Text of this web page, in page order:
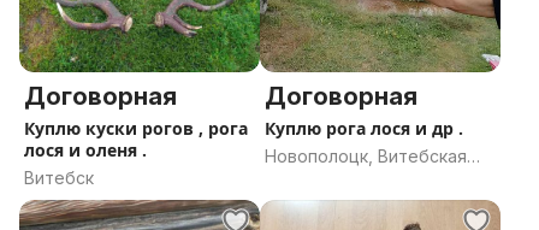
Договорная
Куплю куски рогов , рога
лося и оленя .
Витебск
Договорная
Куплю рога лося и др .
Новополоцк, Витебская